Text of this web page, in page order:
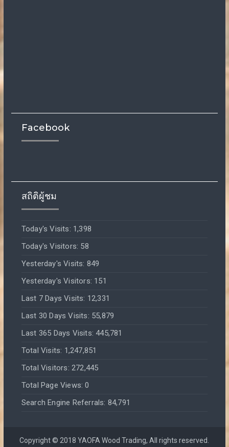
Facebook
สถิติผู้ชม
Today's Visits: 1,398
Today's Visitors: 58
Yesterday's Visits: 849
Yesterday's Visitors: 151
Last 7 Days Visits: 12,331
Last 30 Days Visits: 55,879
Last 365 Days Visits:445,781
Total Visits: 1,247,851
Total Visitors: 272,445
Total Page Views:0
Search Engine Referrals: 84,791
Copyright © 2018 YAOFA Wood Trading, All rights reserved.